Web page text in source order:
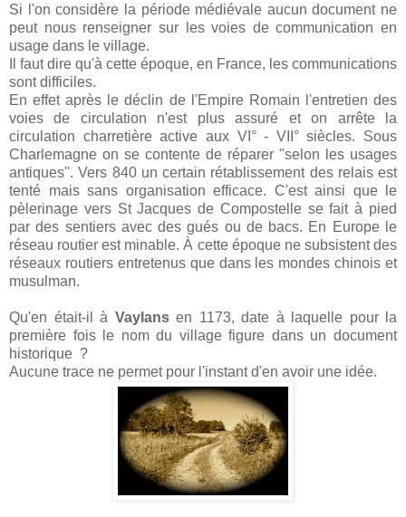
Si l'on considère la période médiévale aucun document ne
peut nous renseigner sur les voies de communication en
usage dans le village.
Il faut dire qu'à cette époque, en France, les communications
sont difficiles.
En effet après le déclin de l'Empire Romain l'entretien des
voies de circulation n'est plus assuré et on arrête la
circulation charretière active aux VI° - VII° siècles. Sous
Charlemagne on se contente de réparer "selon les usages
antiques". Vers 840 un certain rétablissement des relais est
tenté mais sans organisation efficace. C'est ainsi que le
pèlerinage vers St Jacques de Compostelle se fait à pied
par des sentiers avec des gués ou de bacs. En Europe le
réseau routier est minable.À cette époque ne subsistent des
réseaux routiers entretenus que dans les mondes chinois et
musulman.
Qu'en était-il à Vaylansen 1173, date à laquelle pour la
première fois le nom du village figure dans un document
historique ?
Aucune trace ne permet pour l'instant d'en avoir une idée.